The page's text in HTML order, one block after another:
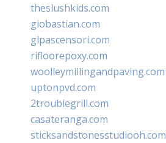
theslushkids.com
giobastian.com
glpascensori.com
rifloorepoxy.com
woolleymillingandpaving.com
uptonpvd.com
2troublegrill.com
casateranga.com
sticksandstonesstudiooh.com